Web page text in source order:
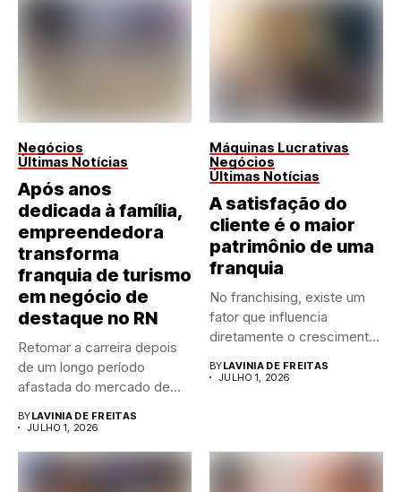
Negócios
Últimas Notícias
Após anos
dedicada à família,
empreendedora
transforma
franquia de turismo
em negócio de
destaque no RN
Retomar a carreira depois
de um longo período
afastada do mercado de...
BYLAVINIA DE FREITAS
JULHO 1, 2026
Máquinas Lucrativas
Negócios
Últimas Notícias
A satisfação do
cliente é o maior
patrimônio de uma
franquia
No franchising, existe um
fator que influencia
diretamente o crescimento
BYLAVINIA DE FREITAS
JULHO 1, 2026